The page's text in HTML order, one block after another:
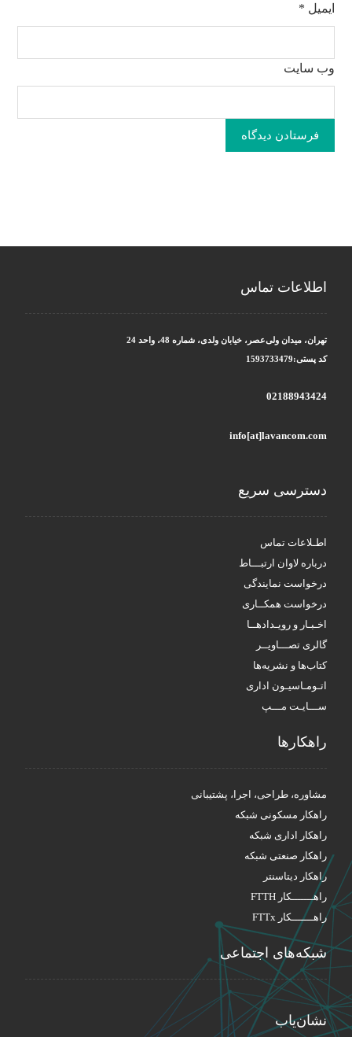
ایمیل *
وب‌ سایت
فرستادن دیدگاه
اطلاعات تماس
تهران، میدان ولی‌عصر، خیابان ولدی، شماره 48، واحد 24
کد پستی:1593733479
02188943424
info[at]lavancom.com
دسترسی سریع
اطـلاعات تماس
درباره لاوان ارتبـــاط
درخواست نمایندگی
درخواست همکــاری
اخـبـار و رویـدادهــا
گالری تصـــاویــر
کتاب‌ها و نشریه‌ها
اتـومـاسیـون اداری
ســـایـت مـــپ
راهکار‌ها
مشاوره، طراحی، اجرا، پشتیبانی
راهکار مسکونی شبکه
راهکار اداری شبکه
راهکار صنعتی شبکه
راهکار دیتاسنتر
راهـــــــکار FTTH
راهـــــــکار FTTx
شبکه‌های اجتماعی
نشان‌یاب